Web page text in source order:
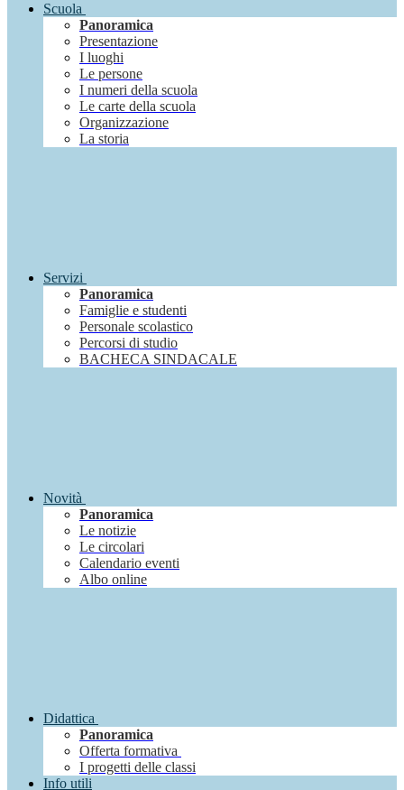
Scuola
Panoramica
Presentazione
I luoghi
Le persone
I numeri della scuola
Le carte della scuola
Organizzazione
La storia
Servizi
Panoramica
Famiglie e studenti
Personale scolastico
Percorsi di studio
BACHECA SINDACALE
Novità
Panoramica
Le notizie
Le circolari
Calendario eventi
Albo online
Didattica
Panoramica
Offerta formativa
I progetti delle classi
Info utili